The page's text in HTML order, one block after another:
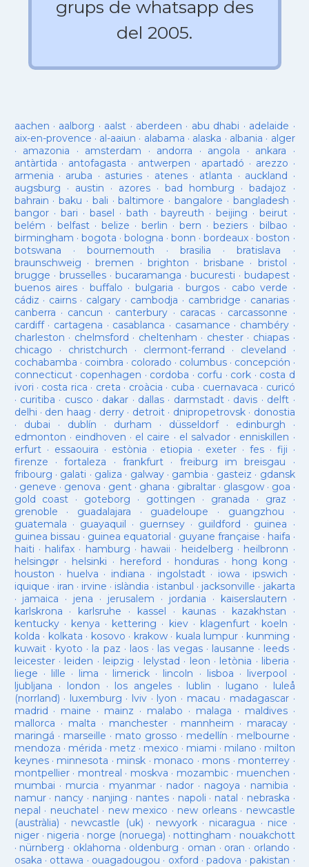
grups de whatsapp des
del 2005.
aachen · aalborg · aalst · aberdeen · abu dhabi · adelaide ·
aix-en-provence · al-aaiun · alabama · alaska · albania · alger
· amazonia · amsterdam · andorra · angola · ankara ·
antàrtida · antofagasta · antwerpen · apartadó · arezzo ·
armenia · aruba · asturies· atenes· atlanta · auckland ·
augsburg · austin · azores·bad homburg ·badajoz ·
bahrain ·baku · bali ·baltimore ·bangalore · bangladesh ·
bangor· bari ·basel ·bath · bayreuth ·beijing ·beirut ·
belém · belfast· belize · berlin ·bern ·beziers ·bilbao ·
birmingham · bogota · bologna ·bonn ·bordeaux ·boston ·
botswana · bournemouth ·brasilia ·bratislava ·
braunschweig · bremen ·brighton · brisbane · bristol ·
brugge · brusselles· bucaramanga · bucuresti · budapest·
buenos aires· buffalo · bulgaria · burgos· cabo verde ·
cádiz · cairns· calgary · cambodja · cambridge · canarias·
canberra · cancun · canterbury · caracas · carcassonne ·
cardiff· cartagena · casablanca · casamance · chambéry·
charleston · chelmsford · cheltenham · chester· chiapas ·
chicago · christchurch · clermont-ferrand · cleveland ·
cochabamba · coimbra · colorado · columbus· concepción ·
connecticut· copenhagen · cordoba · corfu · cork · costa d
ivori · costa rica · creta · croàcia · cuba · cuernavaca · curicó
· curitiba · cusco · dakar · dallas · darmstadt· davis · delft ·
delhi · den haag · derry· detroit· dnipropetrovsk· donostia
· dubai · dublín · durham · düsseldorf· edinburgh ·
edmonton · eindhoven · el caire · el salvador · enniskillen ·
erfurt· essaouira · estònia · etiopia · exeter· fes· fiji ·
firenze ·fortaleza · frankfurt· freiburg im breisgau ·
fribourg · galati · galiza · galway· gambia · gasteiz · gdansk
· geneve · genova · gent· ghana · gibraltar· glasgow· goa ·
gold coast · goteborg · gottingen · granada · graz ·
grenoble · guadalajara · guadeloupe · guangzhou ·
guatemala · guayaquil · guernsey· guildford · guinea ·
guinea bissau · guinea equatorial · guyane française · haifa ·
haiti · halifax · hamburg · hawaii · heidelberg · heilbronn ·
helsingør· helsinki · hereford · honduras· hong kong ·
houston · huelva · indiana · ingolstadt· iowa · ipswich ·
iquique · iran · irvine · islàndia · istanbul · jacksonville · jakarta
· jamaica · jena · jerusalem · jordania · kaiserslautern ·
karlskrona · karlsruhe · kassel · kaunas· kazakhstan ·
kentucky· kenya · kettering · kiev· klagenfurt · koeln ·
kolda · kolkata · kosovo · krakow· kuala lumpur · kunming ·
kuwait· kyoto · la paz · laos· las vegas· lausanne · leeds ·
leicester· leiden · leipzig · lelystad · leon · letònia · liberia ·
liege · lille · lima · limerick· lincoln · lisboa · liverpool ·
ljubljana · london · los angeles· lublin · lugano · luleå
(norrland) · luxemburg · lviv · lyon · macau · madagascar·
madrid · maine · mainz · malabo · malaga · maldives·
mallorca · malta · manchester· mannheim · maracay·
maringá · marseille · mato grosso · medellín · melbourne ·
mendoza · mérida · metz · mexico · miami · milano · milton
keynes· minnesota · minsk · monaco · mons · monterrey ·
montpellier· montreal · moskva · mozambic· muenchen ·
mumbai · murcia · myanmar· nador · nagoya · namibia ·
namur· nancy · nanjing · nantes · napoli · natal · nebraska ·
nepal · neuchatel · new mexico · new orleans· newcastle
(austràlia) · newcastle (uk) · newyork· nicaragua · nice ·
niger· nigeria · norge (noruega) · nottingham · nouakchott
· nürnberg · oklahoma · oldenburg · oman · oran · orlando ·
osaka · ottawa · ouagadougou · oxford ·padova ·pakistan ·